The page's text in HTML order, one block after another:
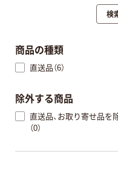
検
商品の種類
直送品（6）
除外する商品
直送品、お取り寄せ品を
（0）